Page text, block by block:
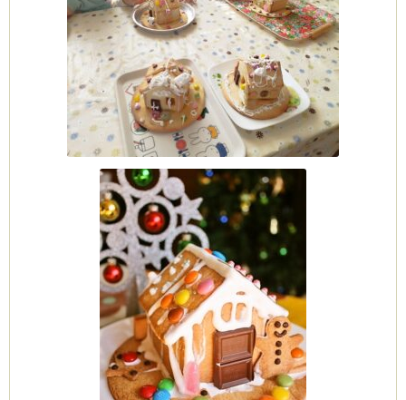
室・テイクアウト Clémentine (produced
ーヌ